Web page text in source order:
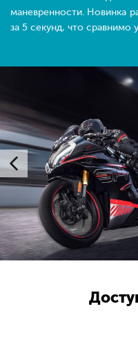
маневренности. Новинка
за 5 секунд, что